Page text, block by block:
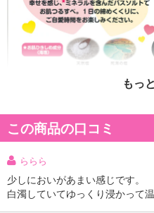
本商品は沖縄・離島へのお届け
い。
●お肌ひきしめ成分：国産海塩、
●アイシナモロール限定デザイン
もっ
この商品の口コミ
ららら
少しにおいがあまい感じです。
白濁していてゆっくり浸かって温